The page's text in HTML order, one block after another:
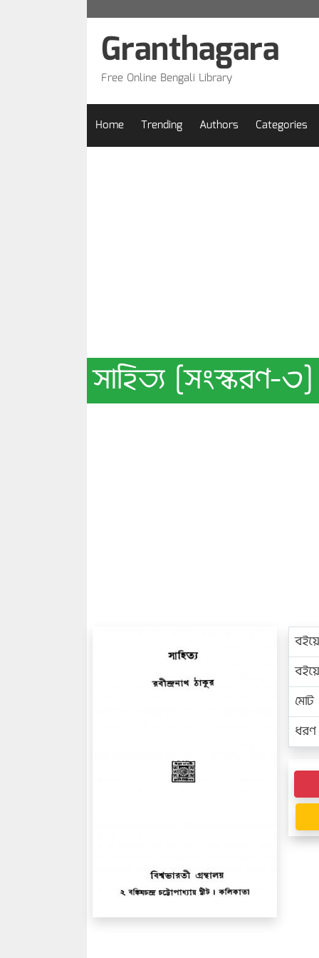
Granthagara
Free Online Bengali Library
Home Trending Authors Categories
সাহিত্য [সংস্করণ-
মোট
ধরণ